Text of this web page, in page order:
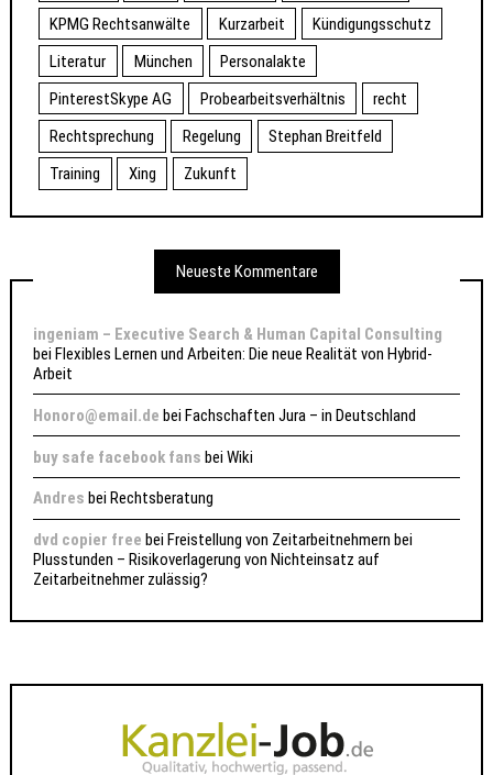
KPMG Rechtsanwälte
Kurzarbeit
Kündigungsschutz
Literatur
München
Personalakte
PinterestSkype AG
Probearbeitsverhältnis
recht
Rechtsprechung
Regelung
Stephan Breitfeld
Training
Xing Zukunft
Neueste Kommentare
ingeniam – Executive Search & Human Capital Consulting
beiFlexibles Lernen und Arbeiten: Die neue Realität von Hybrid-
Arbeit
Honoro@email.de beiFachschaften Jura – in Deutschland
buy safe facebook fans beiWiki
Andres beiRechtsberatung
dvd copier free beiFreistellung von Zeitarbeitnehmern bei
Plusstunden – Risikoverlagerung von Nichteinsatz auf
Zeitarbeitnehmer zulässig?